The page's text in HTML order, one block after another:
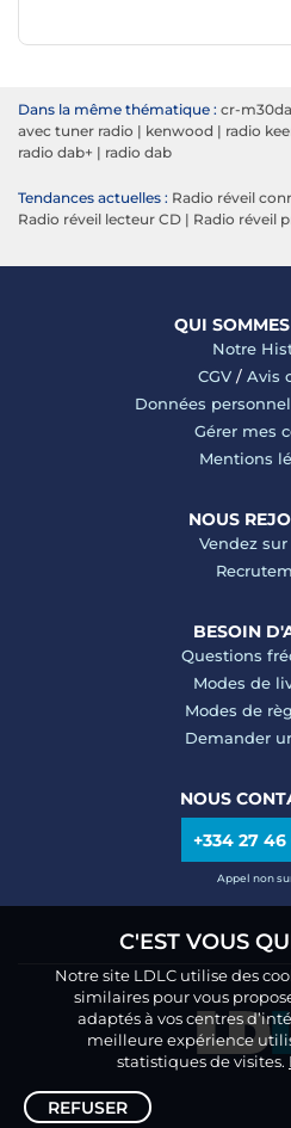
Dans la même thématique : cr-
avec tuner radio | kenwood | radio
radio dab+ | radio dab
Tendances actuelles : Radio réveil
Radio réveil lecteur CD | Radio réveil
QUI
Notre
CGV/ Avis
Données
Gérer mes
Mentions
NOUS
Vendez sur
BESOIN
Questions
Modes de
Modes de
Demander
NOUS
+334 27
Appel non
C'EST VOUS
Notre site LDLC utilise des
similaires pour vous
adaptés à vos centres
meilleure expérience
statistiques de visites.
REFUSER